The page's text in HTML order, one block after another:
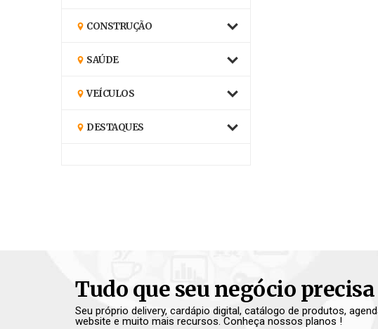
CONSTRUÇÃO
SAÚDE
VEÍCULOS
DESTAQUES
Tudo que seu negócio
Seu próprio delivery, cardápio digital, catálogo de produtos,
website e muito mais recursos. Conheça nossos planos !